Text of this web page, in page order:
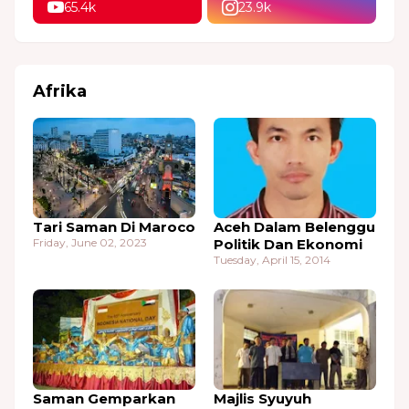
65.4k 23.9k
Afrika
Tari Saman Di Maroco
Friday, June 02, 2023
Aceh Dalam Belenggu
Politik Dan Ekonomi
Tuesday, April 15, 2014
Saman Gemparkan
Majlis Syuyuh